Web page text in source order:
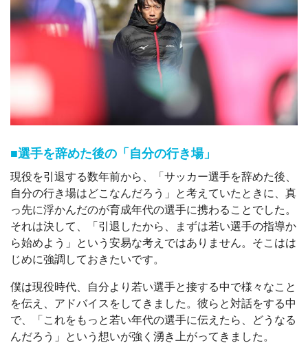
■選手を辞めた後の「自分の行き場」
現役を引退する数年前から、「サッカー選手を辞めた後、
自分の行き場はどこなんだろう」と考えていたときに、真
っ先に浮かんだのが育成年代の選手に携わることでした。
それは決して、「引退したから、まずは若い選手の指導か
ら始めよう」という安易な考えではありません。そこはは
じめに強調しておきたいです。
僕は現役時代、自分より若い選手と接する中で様々なこと
を伝え、アドバイスをしてきました。彼らと対話をする中
で、「これをもっと若い年代の選手に伝えたら、どうなる
んだろう」という想いが強く湧き上がってきました。